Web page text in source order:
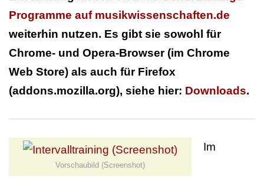
Programme auf musikwissenschaften.de
weiterhin nutzen. Es gibt sie sowohl für
Chrome- und Opera-Browser (im Chrome
Web Store) als auch für Firefox
(addons.mozilla.org), siehe hier: Downloads.
Vorschaubild (Screenshot)
Im